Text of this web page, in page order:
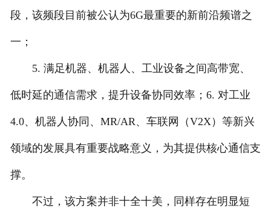
段，该频段目前被公认为6G最重要的新前沿频谱之
一；
5. 满足机器、机器人、工业设备之间高带宽、
低时延的通信需求，提升设备协同效率；6. 对工业
4.0、机器人协同、MR/AR、车联网（V2X）等新兴
领域的发展具有重要战略意义，为其提供核心通信支
撑。
不过，该方案并非十全十美，同样存在明显短